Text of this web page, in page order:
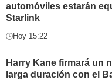
automóviles estarán
Starlink
Hoy 15:22
Harry Kane firmará un
larga duración con el